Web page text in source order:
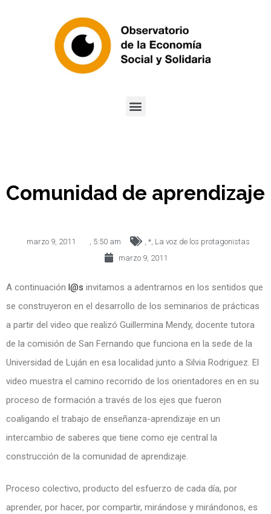
Comunidad de aprendizaje
marzo 9, 2011 5:50 am *, La voz de los protagonistas
marzo 9, 2011
A continuación l@s invitamos a adentrarnos en los sentidos que
se construyeron en el desarrollo de los seminarios de prácticas
a partir del video que realizó Guillermina Mendy, docente tutora
de la comisión de San Fernando que funciona en la sede de la
Universidad de Luján en esa localidad junto a Silvia Rodriguez. El
video muestra el camino recorrido de los orientadores en en su
proceso de formación a través de los ejes que fueron
coaligando el trabajo de enseñanza-aprendizaje en un
intercambio de saberes que tiene como eje central la
construcción de la comunidad de aprendizaje.
Proceso colectivo, producto del esfuerzo de cada día, por
aprender, por hacer, por compartir, mirándose y mirándonos, es